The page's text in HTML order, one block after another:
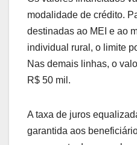
modalidade de crédito.
destinadas ao MEI e ao
individual rural, o limite
Nas demais linhas, o
R$ 50 mil.
A taxa de juros
garantida aos